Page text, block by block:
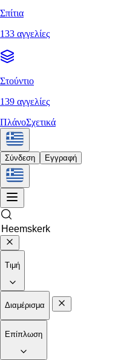
Σπίτια
133 αγγελίες
Στούντιο
139 αγγελίες
ΠλάνοΣχετικά
Σύνδεση Εγγραφή
Τιμή
Διαμέρισμα
Επίπλωση